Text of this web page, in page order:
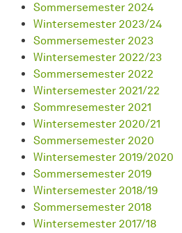
Sommersemester 2024
Wintersemester 2023/24
Sommersemester 2023
Wintersemester 2022/23
Sommersemester 2022
Wintersemester 2021/22
Sommresemester 2021
Wintersemester 2020/21
Sommersemester 2020
Wintersemester 2019/2020
Sommersemester 2019
Wintersemester 2018/19
Sommersemester 2018
Wintersemester 2017/18